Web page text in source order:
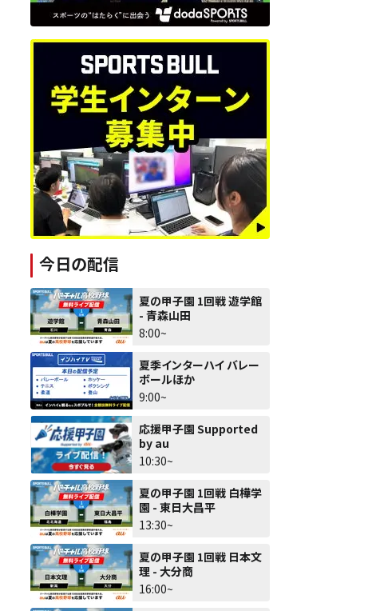
今日の配信
夏の甲子園 1回戦 遊学館
- 青森山田
8:00~
夏季インターハイ バレー
ボールほか
9:00~
応援甲子園 Supported
by au
10:30~
夏の甲子園 1回戦 白樺学
園 - 東日大昌平
13:30~
夏の甲子園 1回戦 日本文
理 - 大分商
16:00~